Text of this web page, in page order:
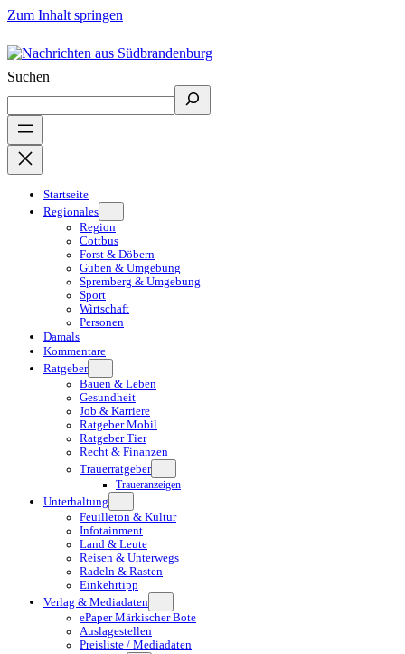
Zum Inhalt springen
Suchen
Startseite
Regionales
Region
Cottbus
Forst & Döbern
Guben & Umgebung
Spremberg & Umgebung
Sport
Wirtschaft
Personen
Damals
Kommentare
Ratgeber
Bauen & Leben
Gesundheit
Job & Karriere
Ratgeber Mobil
Ratgeber Tier
Recht & Finanzen
Trauerratgeber
Traueranzeigen
Unterhaltung
Feuilleton & Kultur
Infotainment
Land & Leute
Reisen & Unterwegs
Radeln & Rasten
Einkehrtipp
Verlag & Mediadaten
ePaper Märkischer Bote
Auslagestellen
Preisliste / Mediadaten